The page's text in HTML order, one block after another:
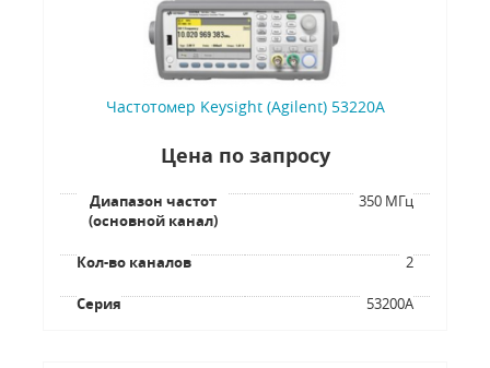
Частотомер Keysight (Agilent) 53220A
Цена по запросу
Диапазон частот
(основной канал)
350 МГц
Кол-во каналов 2
Серия 53200A